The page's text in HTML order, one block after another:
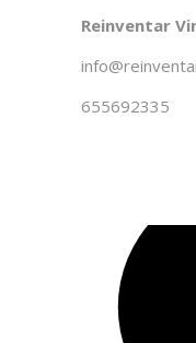
Reinventar
655692335